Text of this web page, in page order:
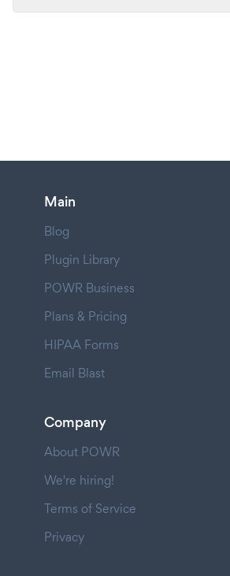
Main
Blog
Plugin Library
POWR Business
Plans & Pricing
HIPAA Forms
Email Blast
Company
About POWR
We're hiring!
Terms of Service
Privacy